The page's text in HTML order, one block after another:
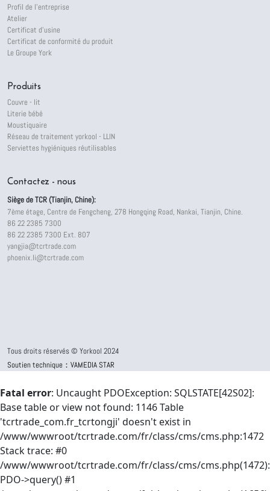
Profil de l'entreprise
Atelier
Certificat d'usine
Certificat de conformité du produit
Le Groupe York
Produits
Couvre - lit
Literie bébé
Moustiquaire
Réseau de traitement yorkool - LLIN
Serviettes hygiéniques réutilisables
Contactez - nous
Siège de TCR (Tianjin, Chine):
7ème étage, Centre de Fengcheng, 278 Hongqing Road, Nankai, Tianjin, Chine.
86 22 2385 7300
86 22 2385 7300 Ext. 807
yangjia@tcrtrade.com
phoenix.li@tcrtrade.com
Tous droits réservés © Yorkool 2024
Soutien technique：VAMEDIA STAR
Fatal error: Uncaught PDOException: SQLSTATE[42S02]:
Base table or view not found: 1146 Table
'tcrtrade_com.fr_tcrtongji' doesn't exist in
/www/wwwroot/tcrtrade.com/fr/class/cms/cms.php:1472
Stack trace: #0
/www/wwwroot/tcrtrade.com/fr/class/cms/cms.php(1472):
PDO->query() #1